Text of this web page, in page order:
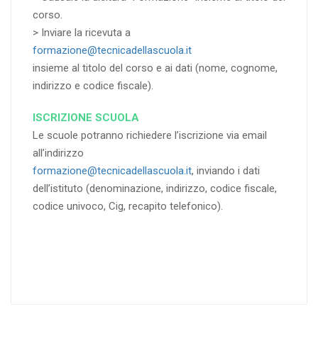
corso.
> Inviare la ricevuta a
formazione@tecnicadellascuola.it
insieme al titolo del corso e ai dati (nome, cognome,
indirizzo e codice fiscale).
ISCRIZIONE SCUOLA
Le scuole potranno richiedere l’iscrizione via email
all’indirizzo
formazione@tecnicadellascuola.it, inviando i dati
dell’istituto (denominazione, indirizzo, codice fiscale,
codice univoco, Cig, recapito telefonico).